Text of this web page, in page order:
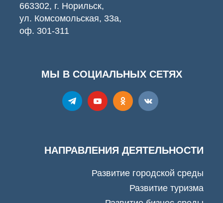
663302, г. Норильск,
ул. Комсомольская, 33а,
оф. 301-311
МЫ В СОЦИАЛЬНЫХ СЕТЯХ
НАПРАВЛЕНИЯ ДЕЯТЕЛЬНОСТИ
Развитие городской среды
Развитие туризма